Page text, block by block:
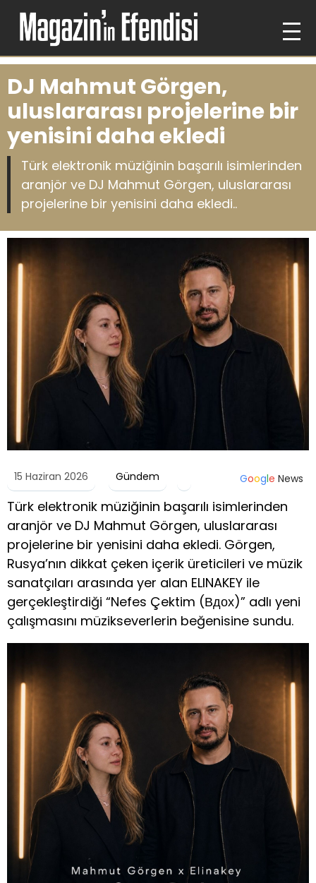
DJ Mahmut Görgen,
uluslararası projelerine bir
yenisini daha ekledi
Türk elektronik müziğinin başarılı isimlerinden
aranjör ve DJ Mahmut Görgen, uluslararası
projelerine bir yenisini daha ekledi..
15 Haziran 2026 Gündem Google News
Türk elektronik müziğinin başarılı isimlerinden
aranjör ve DJ Mahmut Görgen, uluslararası
projelerine bir yenisini daha ekledi. Görgen,
Rusya’nın dikkat çeken içerik üreticileri ve müzik
sanatçıları arasında yer alan ELINAKEY ile
gerçekleştirdiği “Nefes Çektim (Вдох)” adlı yeni
çalışmasını müzikseverlerin beğenisine sundu.